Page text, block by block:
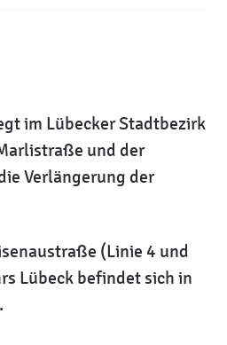
im Lübecker Stadtbezirk
und der
Verlängerung der
(Linie 4 und
Lübeck befindet sich in